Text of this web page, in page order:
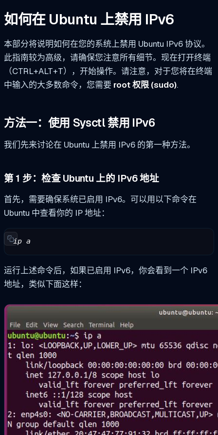
如何在 Ubuntu 上禁用 IPv6
本部分将说明如何在您的系统上禁用 Ubuntu IPv6 协议。
此指南较为高级，请确保您注意所有细节。现在打开终端
（CTRL+ALT+T），开始操作。请注意，对于您将在终端
中输入的大多数命令，您需要 root 权限 (sudo).
方法一：使用 Sysctl 禁用 IPv6
我们先来讨论在 Ubuntu 上禁用 IPv6 的第一种方法。
第 1 步：检查 Ubuntu 上的 IPv6 地址
首先，需要确保系统已启用 IPv6。可以用以下命令在
Ubuntu 中查看你的 IP 地址：
ip a
运行上述命令后，如果已启用 IPv6，你会看到一个 IPv6
地址，类似下面这样：